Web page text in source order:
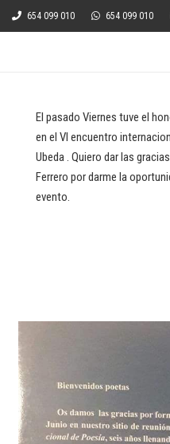
654 099 010 654 099 010
El pasado Viernes tuve el
en el VI encuentro
Ubeda . Quiero dar las
Ferrero por darme la
evento.